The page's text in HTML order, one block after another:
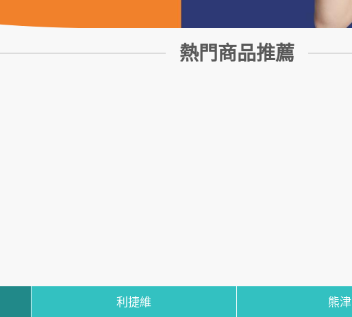
熱門商品推薦
利捷維 熊津